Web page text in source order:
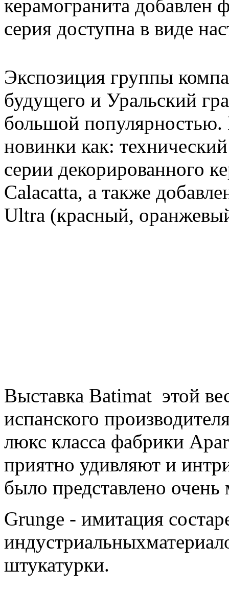
керамогранита добавлен
серия доступна в виде
Экспозиция группы
будущего и Уральский
большой популярностью.
новинки как:
серии декорированного
Calacatta, а также
Ultra (красный,
Выставка Batimat этой
испанского
люкс класса фабрики
приятно удивляют и
было представлено
Grunge - имитация
штукатурки.